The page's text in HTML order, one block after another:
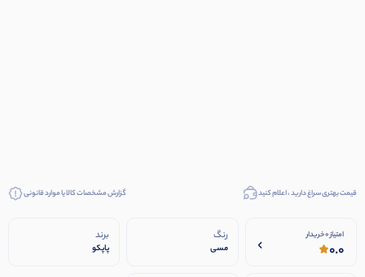
قیمت بهتری سراغ دارید ، اعلام کنید گزارش مشخصات کالا یا موارد قانونی
امتیاز 0 خریدار
0.0
رنگ
مسی
برند
پاپکو